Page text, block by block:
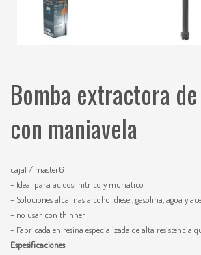
Bomba extractora
con maniavela
caja1 / master6
– Ideal para acidos: nitrico y muriatico
– Soluciones alcalinas alcohol diesel, gasolina, agua y
– no usar con thinner
– Fabricada en resina especializada de alta resistencia
Espesificaciones